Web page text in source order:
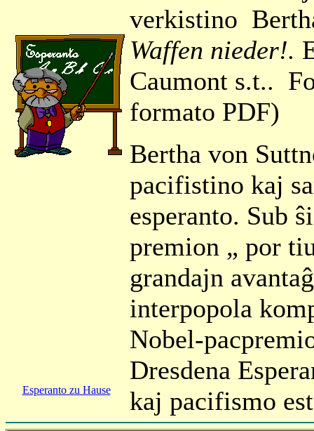
verkistino
Waffen nieder!.
Caumont s.t..
formato PDF)
Bertha von
pacifistino kaj
esperanto. Sub
premion „ por
grandajn
interpopola
Nobel-
Dresdena
kaj pacifismo
Esperanto zu Hause